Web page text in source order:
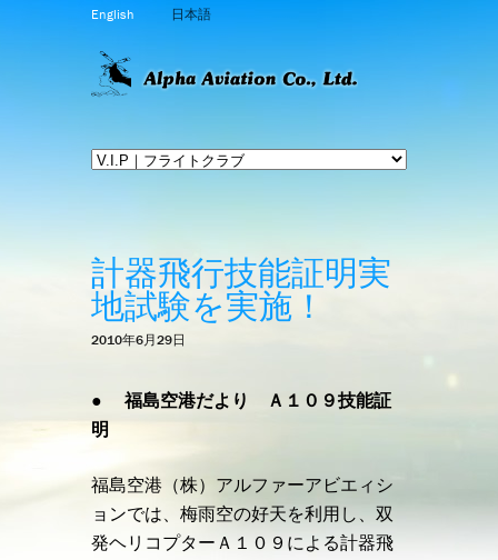
English 日本語
計器飛行技能証明実
地試験を実施！
2010年6月29日
● 福島空港だより Ａ１０９技能証
明
福島空港（株）アルファーアビエィシ
ョンでは、梅雨空の好天を利用し、双
発ヘリコプターＡ１０９による計器飛